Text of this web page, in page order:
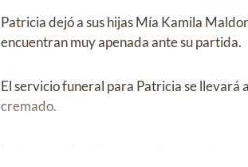
Patricia dejó a sus hijas Mía Kamila
encuentran muy apenada ante su partida.
El servicio funeral para Patricia se llevará
cremado.